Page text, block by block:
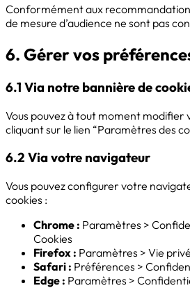
Conformément aux
de mesure d’audience ne sont pas
6. Gérer vos
6.1 Via notre bannière de
Vous pouvez à tout moment modifier
cliquant sur le lien “Paramètres des
6.2 Via votre navigateur
Vous pouvez configurer votre
cookies :
Chrome : Paramètres >
Cookies
Firefox : Paramètres > Vie
Safari : Préférences >
Edge : Paramètres >